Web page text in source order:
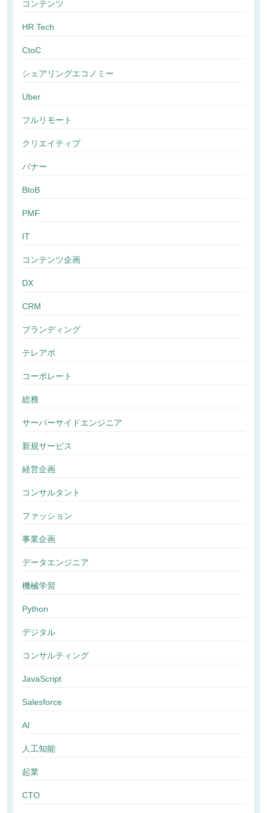
コンテンツ
HR Tech
CtoC
シェアリングエコノミー
Uber
フルリモート
クリエイティブ
バナー
BtoB
PMF
IT
コンテンツ企画
DX
CRM
ブランディング
テレアポ
コーポレート
総務
サーバーサイドエンジニア
新規サービス
経営企画
コンサルタント
ファッション
事業企画
データエンジニア
機械学習
Python
デジタル
コンサルティング
JavaScript
Salesforce
AI
人工知能
起業
CTO